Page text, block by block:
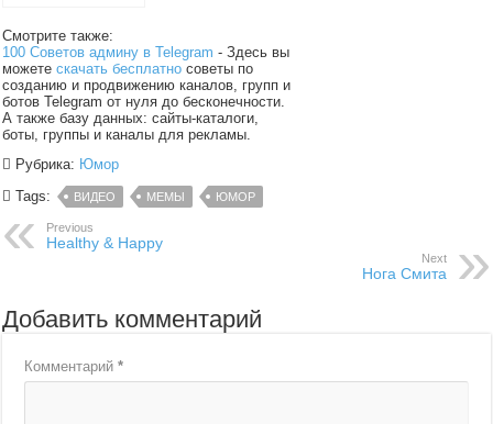
Смотрите также:
100 Советов админу в Telegram - Здесь вы
можетескачать бесплатно советы по
созданию и продвижению каналов, групп и
ботов Telegram от нуля до бесконечности.
А также базу данных: сайты-каталоги,
боты, группы и каналы для рекламы.
Рубрика: Юмор
Tags:
ВИДЕО МЕМЫ ЮМОР
Previous
Healthy & Happy
Next
Нога Смита
Добавить комментарий
Комментарий*